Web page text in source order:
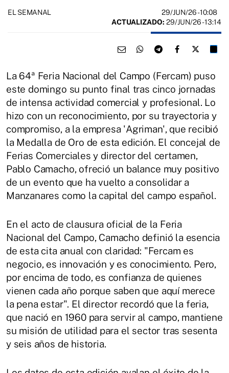
EL SEMANAL 29/JUN/26- 10:08
ACTUALIZADO: 29/JUN/26 - 13:14
La 64ª Feria Nacional del Campo (Fercam) puso
este domingo su punto final tras cinco jornadas
de intensa actividad comercial y profesional. Lo
hizo con un reconocimiento, por su trayectoria y
compromiso, a la empresa 'Agriman', que recibió
la Medalla de Oro de esta edición. El concejal de
Ferias Comerciales y director del certamen,
Pablo Camacho, ofreció un balance muy positivo
de un evento que ha vuelto a consolidar a
Manzanares como la capital del campo español.
En el acto de clausura oficial de la Feria
Nacional del Campo, Camacho definió la esencia
de esta cita anual con claridad: "Fercam es
negocio, es innovación y es conocimiento. Pero,
por encima de todo, es confianza de quienes
vienen cada año porque saben que aquí merece
la pena estar". El director recordó que la feria,
que nació en 1960 para servir al campo, mantiene
su misión de utilidad para el sector tras sesenta
y seis años de historia.